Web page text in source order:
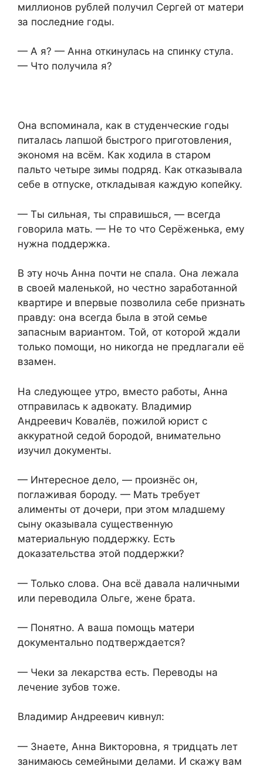
миллионов рублей получил Сергей от матери
за последние годы.
— А я? — Анна откинулась на спинку стула.
— Что получила я?
Она вспоминала, как в студенческие годы
питалась лапшой быстрого приготовления,
экономя на всём. Как ходила в старом
пальто четыре зимы подряд. Как отказывала
себе в отпуске, откладывая каждую копейку.
— Ты сильная, ты справишься, — всегда
говорила мать. — Не то что Серёженька, ему
нужна поддержка.
В эту ночь Анна почти не спала. Она лежала
в своей маленькой, но честно заработанной
квартире и впервые позволила себе признать
правду: она всегда была в этой семье
запасным вариантом. Той, от которой ждали
только помощи, но никогда не предлагали её
взамен.
На следующее утро, вместо работы, Анна
отправилась к адвокату. Владимир
Андреевич Ковалёв, пожилой юрист с
аккуратной седой бородой, внимательно
изучил документы.
— Интересное дело, — произнёс он,
поглаживая бороду. — Мать требует
алименты от дочери, при этом младшему
сыну оказывала существенную
материальную поддержку. Есть
доказательства этой поддержки?
— Только слова. Она всё давала наличными
или переводила Ольге, жене брата.
— Понятно. А ваша помощь матери
документально подтверждается?
— Чеки за лекарства есть. Переводы на
лечение зубов тоже.
Владимир Андреевич кивнул:
— Знаете, Анна Викторовна, я тридцать лет
занимаюсь семейными делами. И скажу вам